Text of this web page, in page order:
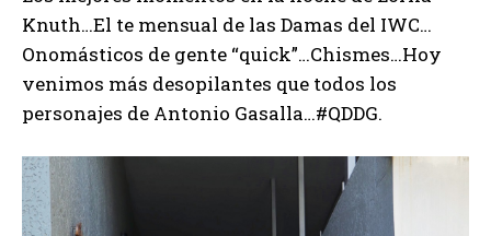
Knuth…El te mensual de las Damas del IWC…
Onomásticos de gente “quick”…Chismes…Hoy
venimos más desopilantes que todos los
personajes de Antonio Gasalla…#QDDG.